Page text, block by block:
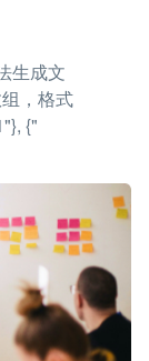
生成文
，格式
{"